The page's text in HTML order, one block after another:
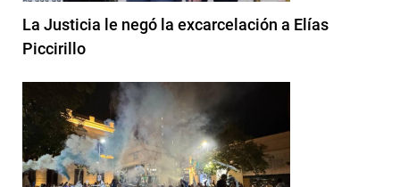
La Justicia le negó la excarcelación a Elías
Piccirillo